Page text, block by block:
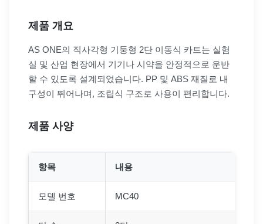
제품 개요
AS ONE의 직사각형 기둥형 2단 이동식 카트는 실험
실 및 산업 현장에서 기기나 시약을 안정적으로 운반
할 수 있도록 설계되었습니다. PP 및 ABS 재질로 내
구성이 뛰어나며, 조립식 구조로 사용이 편리합니다.
제품 사양
항목 내용
모델 번호 MC40